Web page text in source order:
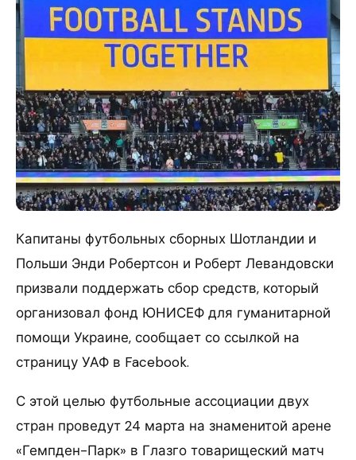
Капитаны футбольных сборных Шотландии и
Польши Энди Робертсон и Роберт Левандовски
призвали поддержать сбор средств, который
организовал фонд ЮНИСЕФ для гуманитарной
помощи Украине, сообщает со ссылкой на
страницу УАФ в Facebook.
С этой целью футбольные ассоциации двух
стран проведут 24 марта на знаменитой арене
«Гемпден-Парк» в Глазго товарищеский матч